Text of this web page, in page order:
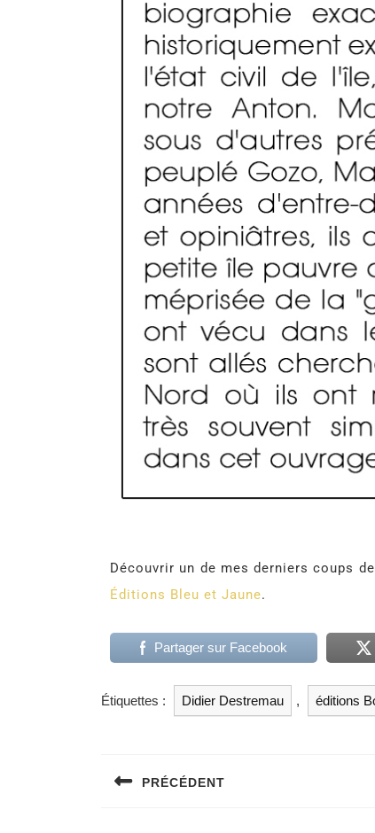
Découvrir un de mes derniers coups
Éditions Bleu et Jaune.
Partager sur Facebook
Étiquettes : Didier Destremau , éditions
PRÉCÉDENT